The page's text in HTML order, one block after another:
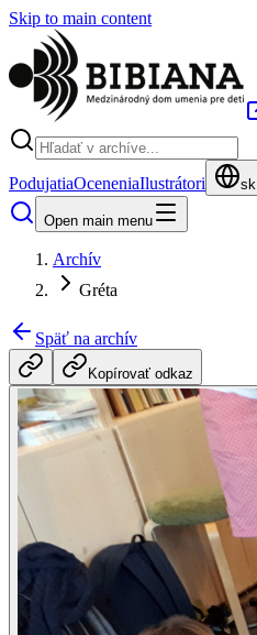
Skip to main content
PodujatiaOceneniaIlustrátori sk
Open main menu
Archív
Gréta
Späť na archív
Kopírovať odkaz